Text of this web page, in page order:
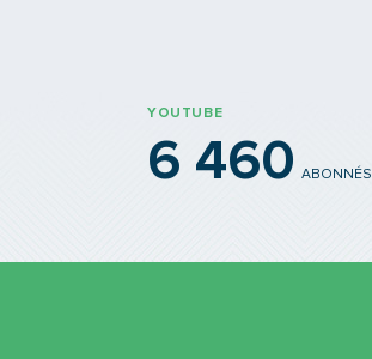
YOUTUBE
6 460 ABONNÉS